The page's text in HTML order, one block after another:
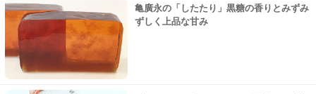
亀廣永の「したたり」黒糖の香りとみずみ
ずしく上品な甘み